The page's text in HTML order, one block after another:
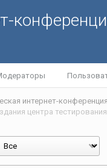
центра